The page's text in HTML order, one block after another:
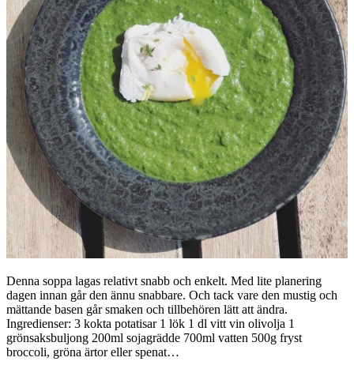
Denna soppa lagas relativt snabb och enkelt. Med lite planering
dagen innan går den ännu snabbare. Och tack vare den mustig och
mättande basen går smaken och tillbehören lätt att ändra.
Ingredienser: 3 kokta potatisar 1 lök 1 dl vitt vin olivolja 1
grönsaksbuljong 200ml sojagrädde 700ml vatten 500g fryst
broccoli, gröna ärtor eller spenat…